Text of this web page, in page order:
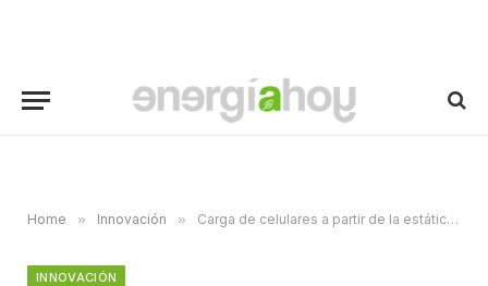
Home » Innovación » Carga de celulares a partir de la estática corporal
INNOVACIÓN